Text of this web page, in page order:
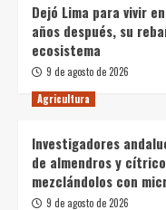
Dejó Lima para vivir
años después, su
ecosistema
9 de agosto de 2026
Agricultura
Investigadores
de almendros y
mezclándolos con
9 de agosto de 2026